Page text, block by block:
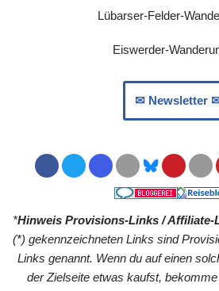
Lübarser-Felder-
Eiswerder-
✉︎ Newsletter
*Hinweis Provisions-Links / Affiliate-
(*) gekennzeichneten Links sind
Links genannt. Wenn du auf einen
der Zielseite etwas kaufst,